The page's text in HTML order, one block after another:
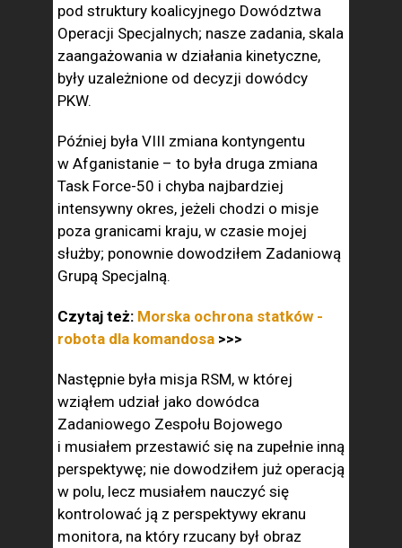
pod struktury koalicyjnego Dowództwa
Operacji Specjalnych; nasze zadania, skala
zaangażowania w działania kinetyczne,
były uzależnione od decyzji dowódcy
PKW.
Później była VIII zmiana kontyngentu
w Afganistanie – to była druga zmiana
Task Force-50 i chyba najbardziej
intensywny okres, jeżeli chodzi o misje
poza granicami kraju, w czasie mojej
służby; ponownie dowodziłem Zadaniową
Grupą Specjalną.
Czytaj też: Morska ochrona statków -
robota dla komandosa >>>
Następnie była misja RSM, w której
wziąłem udział jako dowódca
Zadaniowego Zespołu Bojowego
i musiałem przestawić się na zupełnie inną
perspektywę; nie dowodziłem już operacją
w polu, lecz musiałem nauczyć się
kontrolować ją z perspektywy ekranu
monitora, na który rzucany był obraz